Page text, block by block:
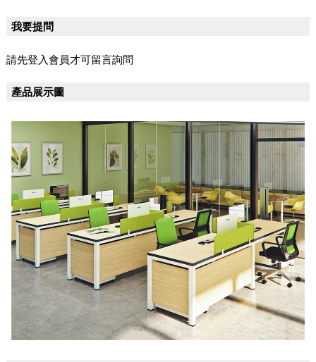
我要提問
請先登入會員才可留言詢問
產品展示圖